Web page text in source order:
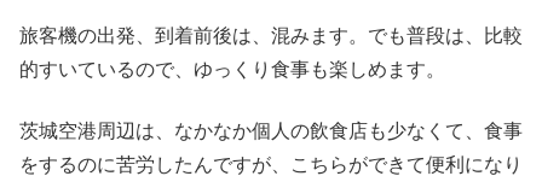
旅客機の出発、到着前後は、混みます。でも普段は、比較
的すいているので、ゆっくり食事も楽しめます。
茨城空港周辺は、なかなか個人の飲食店も少なくて、食事
をするのに苦労したんですが、こちらができて便利になり